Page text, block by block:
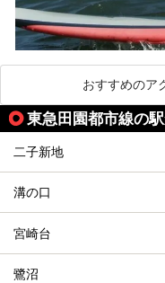
おすすめのア
東急田園都市線の
二子新地
溝の口
宮崎台
鷺沼